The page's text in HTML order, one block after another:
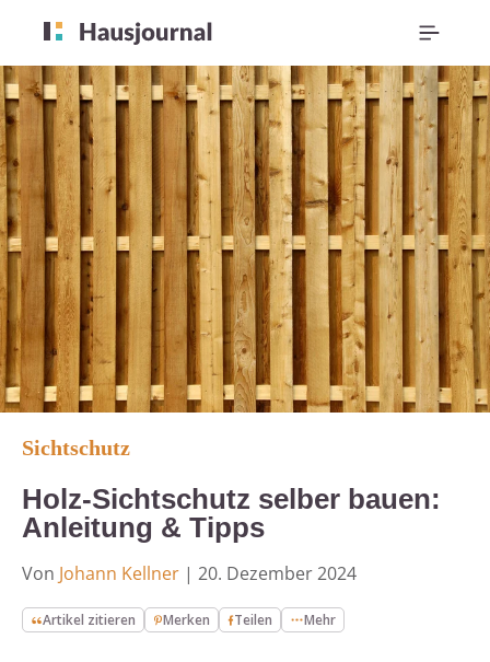
Sichtschutz
Holz-Sichtschutz selber bauen:
Anleitung & Tipps
Von Johann Kellner | 20. Dezember 2024
Artikel zitieren Merken Teilen Mehr